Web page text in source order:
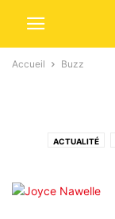
Accueil Buzz
ACTUALITÉ